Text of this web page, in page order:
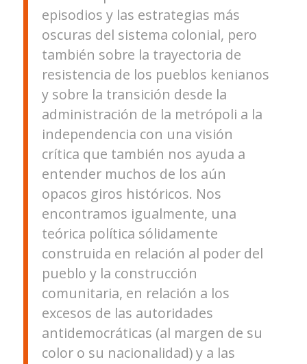
episodios y las estrategias más
oscuras del sistema colonial, pero
también sobre la trayectoria de
resistencia de los pueblos kenianos
y sobre la transición desde la
administración de la metrópoli a la
independencia con una visión
crítica que también nos ayuda a
entender muchos de los aún
opacos giros históricos. Nos
encontramos igualmente, una
teórica política sólidamente
construida en relación al poder del
pueblo y la construcción
comunitaria, en relación a los
excesos de las autoridades
antidemocráticas (al margen de su
color o su nacionalidad) y a las